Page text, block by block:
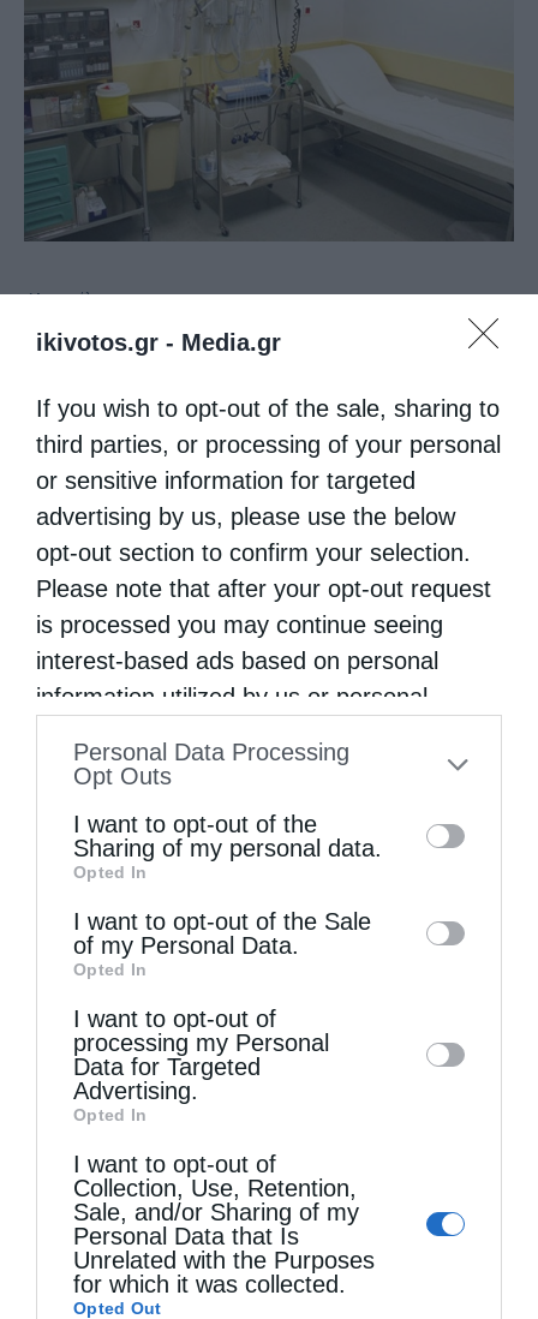
ikivotos.gr - Media.gr
If you wish to opt-out of the sale, sharing to
third parties, or processing of your personal
or sensitive information for targeted
advertising by us, please use the below
opt-out section to confirm your selection.
Please note that after your opt-out request
is processed you may continue seeing
interest-based ads based on personal
information utilized by us or personal
to your opt-out. You may separately opt-out
information by third parties on the IAB’s list
of downstream participants. This
information may also be disclosed by us to
third parties on theIAB’s List of
Downstream Participants
disclose it to other third parties.
Personal Data Processing
Opt Outs
I want to opt-out of the
Sharing of my personal data.
Opted In
I want to opt-out of the Sale
of my Personal Data.
Opted In
I want to opt-out of
processing my Personal
Data for Targeted
Advertising.
Opted In
I want to opt-out of
Collection, Use, Retention,
Sale, and/or Sharing of my
Personal Data that Is
Unrelated with the Purposes
for which it was collected.
Opted Out
Μητροπόλεις
Εγκαίνια πολυδύναμου κοινωνικού ιατρείου από
kivotos 18 Ιουλίου 2016
Τα εγκαίνια του πολυδύναμου κοινωνικού
ιατρείου πρωτοβάθμιας περίθαλψης, το
οποίο θα λειτουργήσει σε ιδιόκτητο χώρο
της Ιεράς Μητροπόλεως Πειραιώς επί των
οδών Ζωσιμάδων και Τσαμαδού, θα τελέσει
ο Σεβασμιώτατος Μητροπολίτης …